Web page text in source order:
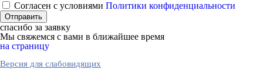
Согласен с условиями Политики конфиденциальности
спасибо за заявку
Мы свяжемся с вами в ближайшее время
на страницу
Версия для слабовидящих